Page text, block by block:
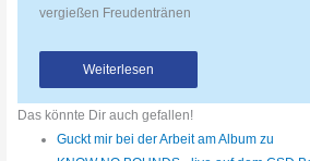
vergießen Freudentränen
Weiterlesen
Das könnte Dir auch gefallen!
Guckt mir bei der Arbeit am Album zu